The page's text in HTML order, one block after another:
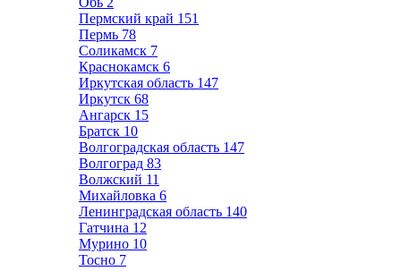
Пермский край 151
Пермь 78
Соликамск 7
Краснокамск 6
Иркутская область 147
Иркутск 68
Ангарск 15
Братск 10
Волгоградская область 147
Волгоград 83
Волжский 11
Михайловка 6
Ленинградская область 140
Гатчина 12
Мурино 10
Тосно 7